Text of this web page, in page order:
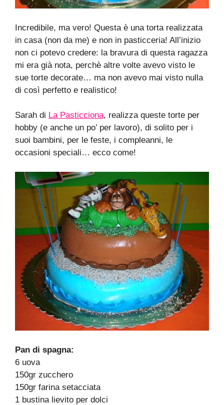
Incredibile, ma vero! Questa è una torta realizzata
in casa (non da me) e non in pasticceria! All’inizio
non ci potevo credere: la bravura di questa ragazza
mi era già nota, perchè altre volte avevo visto le
sue torte decorate… ma non avevo mai visto nulla
di così perfetto e realistico!
Sarah di La Pasticciona, realizza queste torte per
hobby (e anche un po’ per lavoro), di solito per i
suoi bambini, per le feste, i compleanni, le
occasioni speciali… ecco come!
Pan di spagna:
6 uova
150gr zucchero
150gr farina setacciata
1 bustina lievito per dolci